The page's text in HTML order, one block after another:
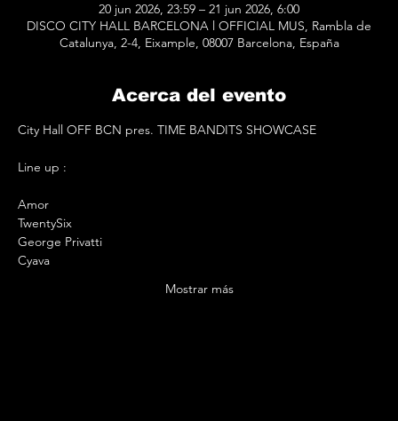
20 jun 2026, 23:59 – 21 jun 2026, 6:00
DISCO CITY HALL BARCELONA l OFFICIAL MUS, Rambla de
Catalunya, 2-4, Eixample, 08007 Barcelona, España
Acerca del evento
City Hall OFF BCN pres. TIME BANDITS SHOWCASE
Line up :
Amor
TwentySix
George Privatti
Cyava
Mostrar más